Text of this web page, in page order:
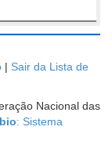
| Sair da Lista de
Nacional das
: Sistema